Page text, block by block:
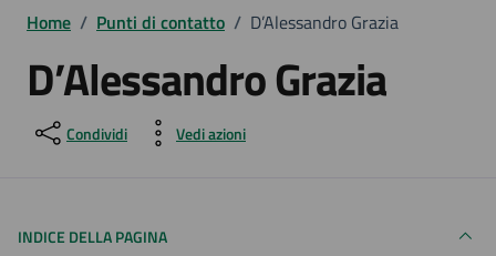
Home / Punti di contatto / D’Alessandro Grazia
D’Alessandro Grazia
Condividi Vedi azioni
INDICE DELLA PAGINA